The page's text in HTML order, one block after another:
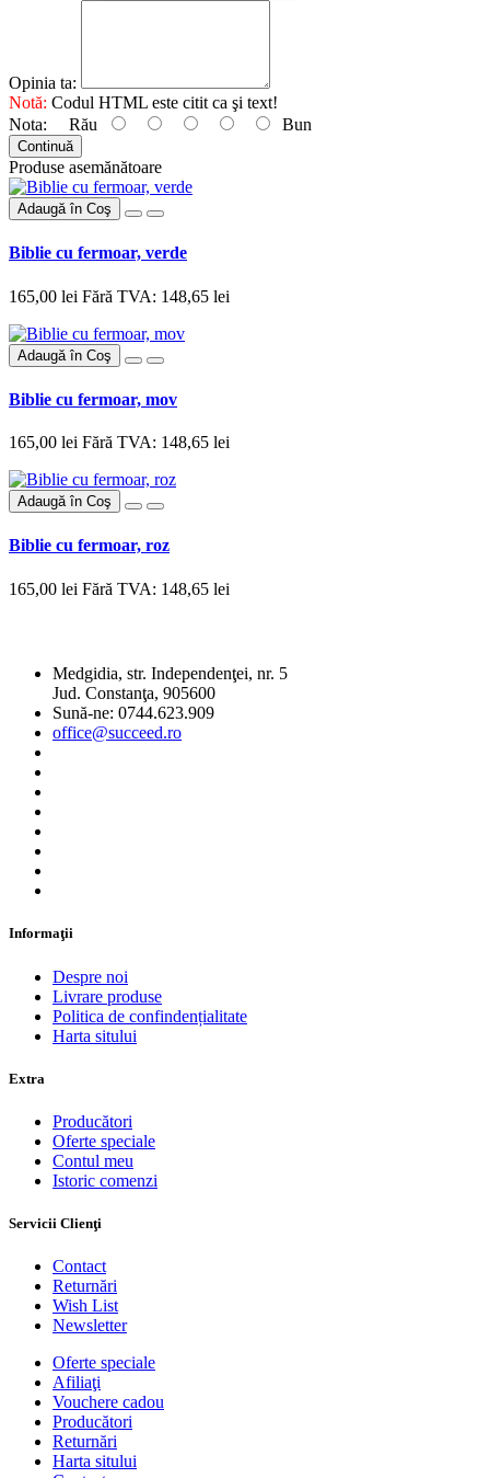
Opinia ta:
Notă: Codul HTML este citit ca şi text!
Nota: Rău Bun
Continuă
Produse asemănătoare
Adaugă în Coş
Biblie cu fermoar, verde
165,00 lei Fără TVA: 148,65 lei
Adaugă în Coş
Biblie cu fermoar, mov
165,00 lei Fără TVA: 148,65 lei
Adaugă în Coş
Biblie cu fermoar, roz
165,00 lei Fără TVA: 148,65 lei
Medgidia, str. Independenţei, nr. 5
Jud. Constanţa, 905600
Sună-ne: 0744.623.909
office@succeed.ro
Informaţii
Despre noi
Livrare produse
Politica de confindențialitate
Harta sitului
Extra
Producători
Oferte speciale
Contul meu
Istoric comenzi
Servicii Clienţi
Contact
Returnări
Wish List
Newsletter
Oferte speciale
Afiliaţi
Vouchere cadou
Producători
Returnări
Harta sitului